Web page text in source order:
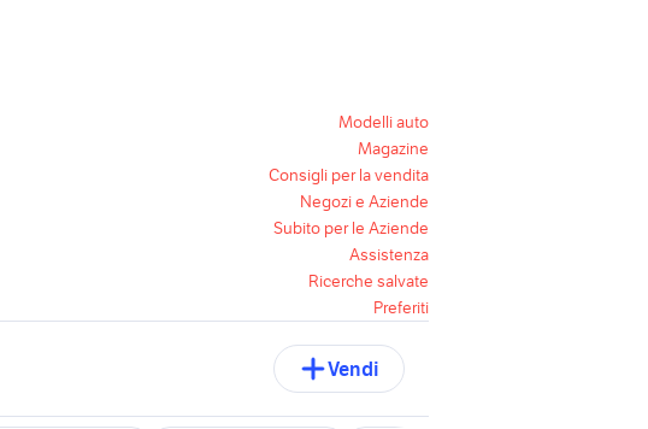
Modelli auto
Magazine
Consigli per la vendita
Negozi e Aziende
Subito per le Aziende
Assistenza
Ricerche salvate
Preferiti
Vendi